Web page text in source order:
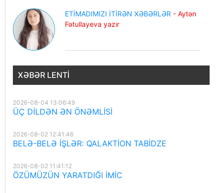
ETİMADIMIZI İTİRƏN XƏBƏRLƏR - Aytən
Fətullayeva yazır
XƏBƏR LENTI
2026-08-04 13:06:49
ÜÇ DİLDƏN ƏN ÖNƏMLİSİ
2026-08-02 12:41:46
BELƏ-BELƏ İŞLƏR: QALAKTİON TABİDZE
2026-08-02 11:41:12
ÖZÜMÜZÜN YARATDIĞI İMİC